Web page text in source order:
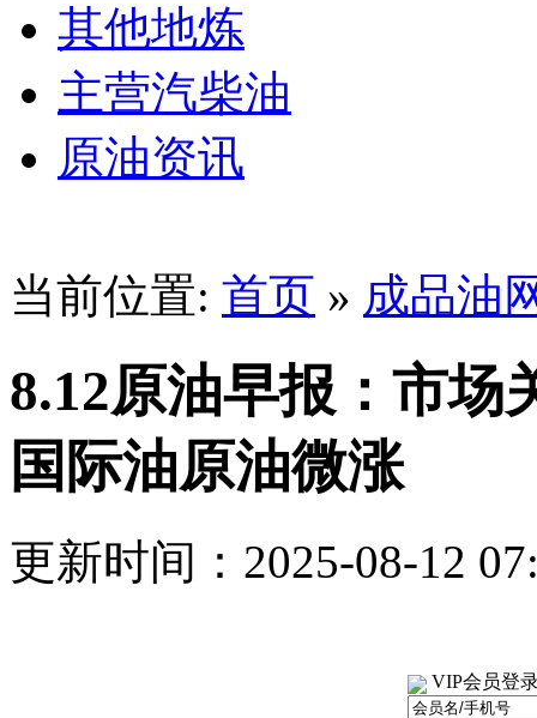
其他地炼
主营汽柴油
原油资讯
当前位置: 首页 » 成品油
8.12原油早报：市场
国际油原油微涨
更新时间：2025-08-12
VIP会员登